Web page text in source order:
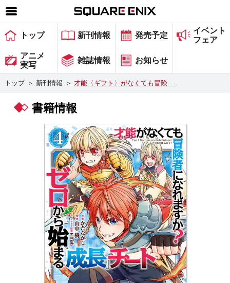
SQUARE ENIX 公式サイトメニュー
ゲーム
マガジン＆ブックス
グッズ
会社情報 採用情報
スクウェア・エニックス サイト内検索
トップ 新刊情報 発売予定
イベント
フェア
アニメ
実写
雑誌情報 お知らせ
トップ ＞ 新刊情報 ＞ 才能〈ギフト〉がなくても冒険 …
書籍情報